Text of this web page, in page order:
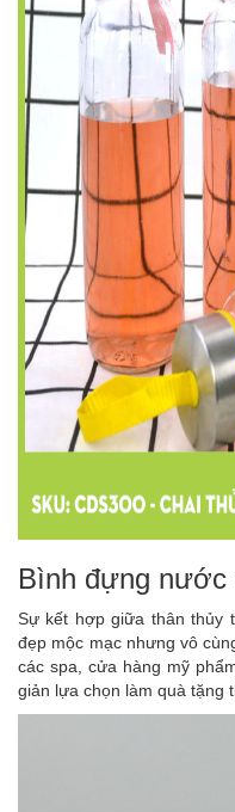
Bình đựng nước
Sự kết hợp giữa thân thủy
đẹp mộc mạc nhưng vô
các spa, cửa hàng mỹ
giản lựa chọn làm quà tặng